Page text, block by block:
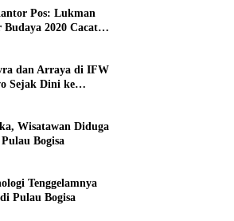
Pos: Lukman
2020 Cacat
dan Arraya di IFW
Sejak Dini ke
Wisatawan Diduga
Bogisa
Tenggelamnya
Pulau Bogisa